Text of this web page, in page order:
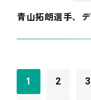
青山拓朗選手、
1 2 3